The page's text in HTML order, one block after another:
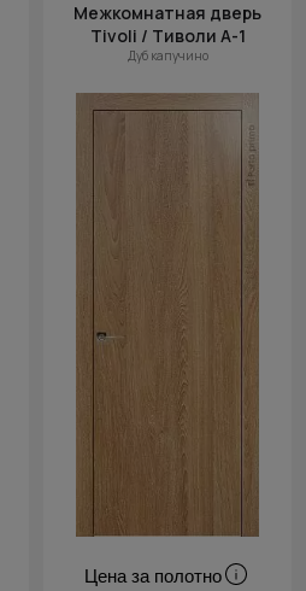
Межкомнатная дверь
Tivoli / Тиволи А-1
Дуб капучино
Цена за полотно